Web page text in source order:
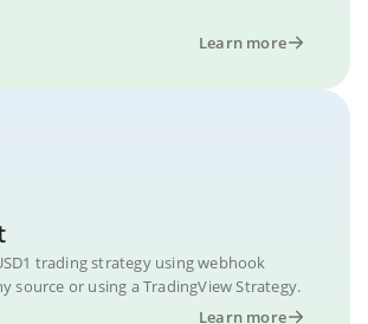
Learn more
trading strategy using webhook
source or using a TradingView Strategy.
Learn more